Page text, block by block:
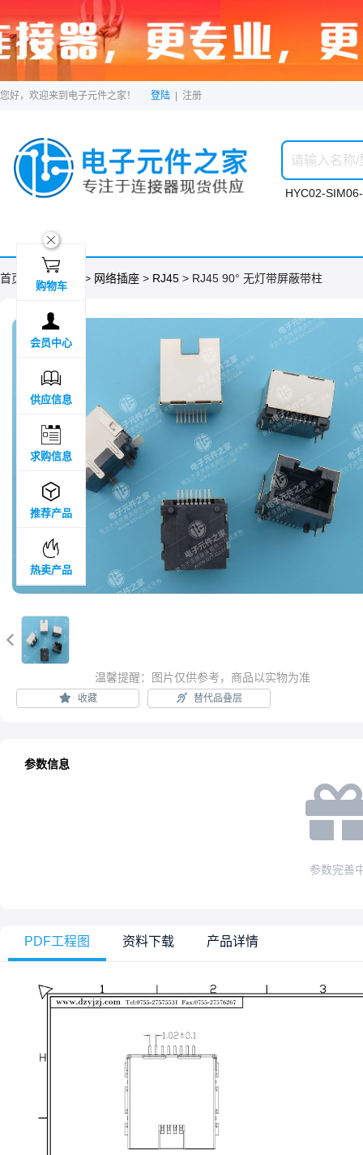
您好，欢迎来到电子元件之家！ 登陆 注册
HYC02-
首页 > 分类目录 > 网络插座 > RJ45 > RJ45 90° 无灯带屏蔽带柱

温馨提醒：图片仅供参考，商品以实物为准
收藏 替代品叠层
参数信息
参数完善
PDF工程图 资料下载 产品详情
ဆ

购物车

会员中心

供应信息

求购信息

推荐产品

热卖产品